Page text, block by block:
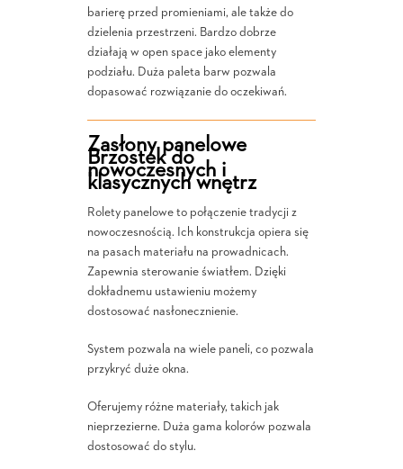
barierę przed promieniami, ale także do
dzielenia przestrzeni. Bardzo dobrze
działają w open space jako elementy
podziału. Duża paleta barw pozwala
dopasować rozwiązanie do oczekiwań.
Zasłony panelowe
Brzostek do
nowoczesnych i
klasycznych wnętrz
Rolety panelowe to połączenie tradycji z
nowoczesnością. Ich konstrukcja opiera się
na pasach materiału na prowadnicach.
Zapewnia sterowanie światłem. Dzięki
dokładnemu ustawieniu możemy
dostosować nasłonecznienie.
System pozwala na wiele paneli, co pozwala
przykryć duże okna.
Oferujemy różne materiały, takich jak
nieprzezierne. Duża gama kolorów pozwala
dostosować do stylu.